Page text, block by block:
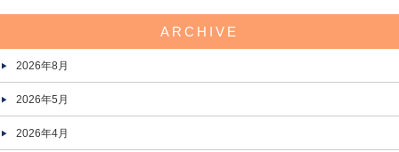
ARCHIVE
2026年8月
2026年5月
2026年4月